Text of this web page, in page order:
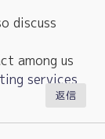
discuss
among us
services
返信